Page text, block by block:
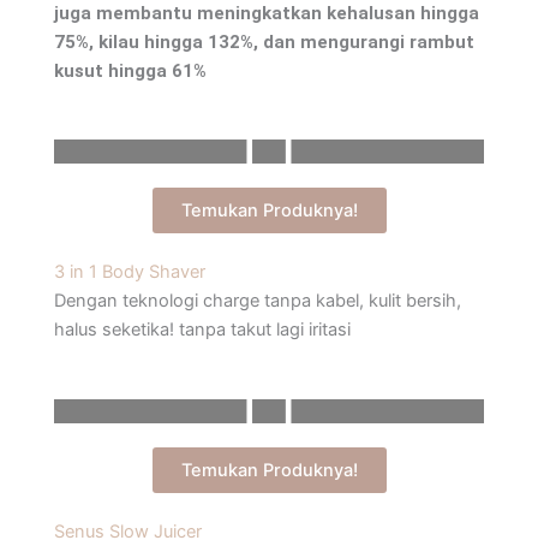
juga membantu meningkatkan kehalusan hingga
75%, kilau hingga 132%, dan mengurangi rambut
kusut hingga 61%
Temukan Produknya!
3 in 1 Body Shaver
Dengan teknologi charge tanpa kabel, kulit bersih,
halus seketika! tanpa takut lagi iritasi
Temukan Produknya!
Senus Slow Juicer